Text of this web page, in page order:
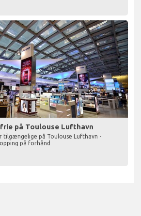
på Toulouse Lufthavn
tilgængelige på Toulouse Lufthavn -
på forhånd